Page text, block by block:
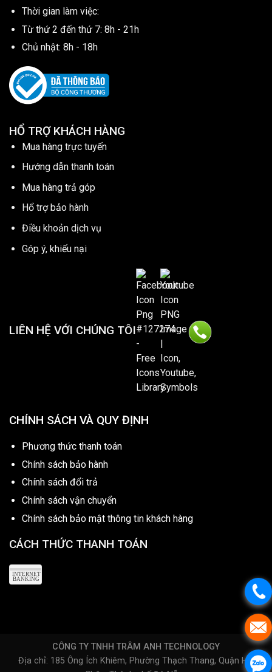
Thời gian làm việc:
Từ thứ 2 đến thứ 7: 8h - 21h
Chủ nhật: 8h - 18h
HỔ TRỢ KHÁCH HÀNG
Mua hàng trực tuyến
Hướng dẫn thanh toán
Mua hàng trả góp
Hổ trợ bảo hành
Điều khoản dịch vụ
Góp ý, khiếu nại
LIÊN HỆ VỚI CHÚNG TÔI
CHÍNH SÁCH VÀ QUY ĐỊNH
Phương thức thanh toán
Chính sách bảo hành
Chính sách đổi trả
Chính sách vận chuyển
Chính sách bảo mật thông tin khách hàng
CÁCH THỨC THANH TOÁN
CÔNG TY TNHH TRÂM ANH TECHNOLOGY
Địa chỉ: 185 Ông Ích Khiêm, Phường Thạch Thang, Quận Hải